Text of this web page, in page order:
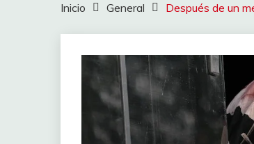
Inicio General Después de un